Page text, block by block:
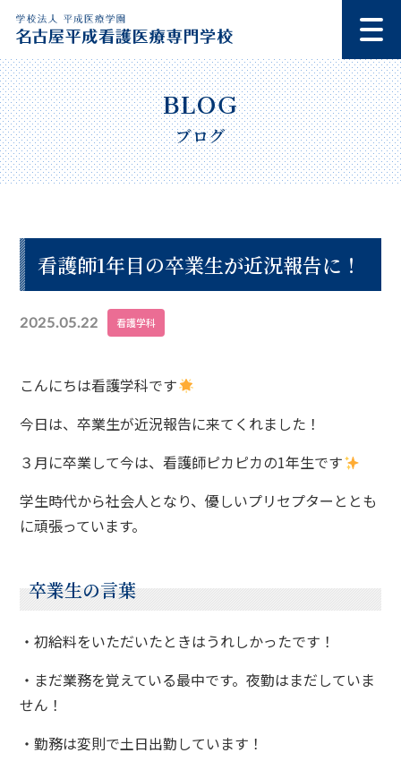
ブログ
看護師1年目の卒業生が近況報告に！
2025.05.22 看護学科
こんにちは看護学科です
今日は、卒業生が近況報告に来てくれました！
３月に卒業して今は、看護師ピカピカの1年生です
学生時代から社会人となり、優しいプリセプターととも
に頑張っています。
卒業生の言葉
・初給料をいただいたときはうれしかったです！
・まだ業務を覚えている最中です。夜勤はまだしていま
せん！
・勤務は変則で土日出勤しています！